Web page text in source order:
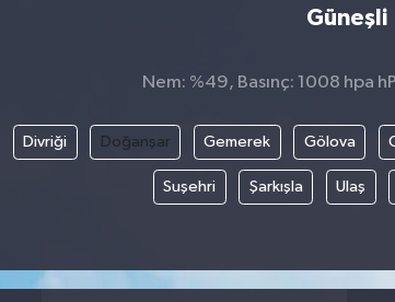
Güneşli
Nem: %49, Basınç: 1008 hpa
Divriği Doğanşar Gemerek Gölova
Suşehri Şarkışla Ulaş